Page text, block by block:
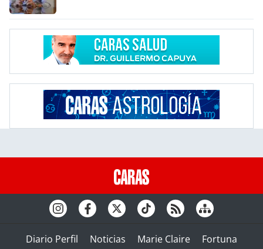
Diario Perfil Noticias Marie Claire
Fortuna